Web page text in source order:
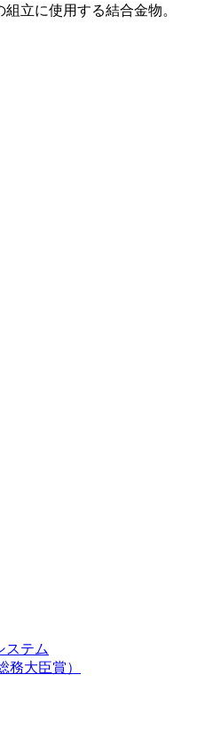
立に使用する結合金物。
ステム
務大臣賞）